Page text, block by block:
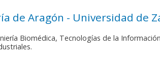
de Aragón - Universidad de
Biomédica, Tecnologías de la